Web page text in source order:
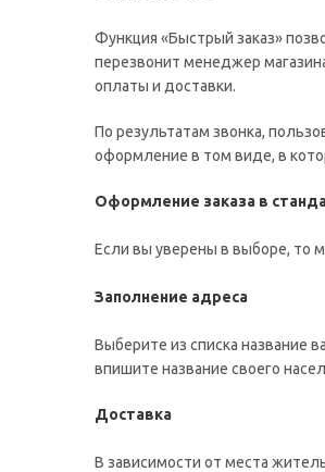
Функция «Быстрый заказ»
перезвонит менеджер
оплаты и доставки.
По результатам звонка,
оформление в том виде, в
Оформление заказа в
Если вы уверены в выборе, то
Заполнение адреса
Выберите из списка название
впишите название своего
Доставка
В зависимости от места